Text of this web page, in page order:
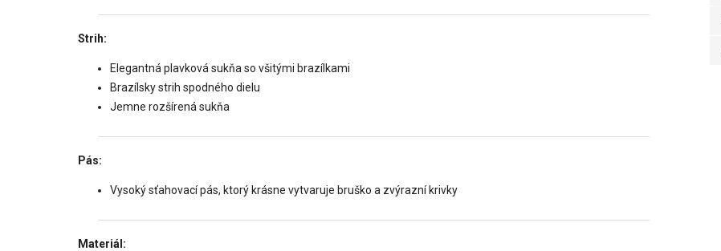
Strih:
Elegantná plavková sukňa so všitými brazílkami
Brazílsky strih spodného dielu
Jemne rozšírená sukňa
Pás:
Vysoký sťahovací pás, ktorý krásne vytvaruje bruško a zvýrazní krivky
Materiál: